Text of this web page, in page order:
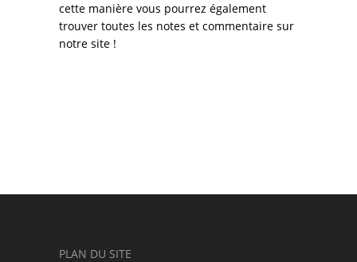
cette manière vous pourrez également
trouver toutes les notes et commentaire sur
notre site !
PLAN DU SITE